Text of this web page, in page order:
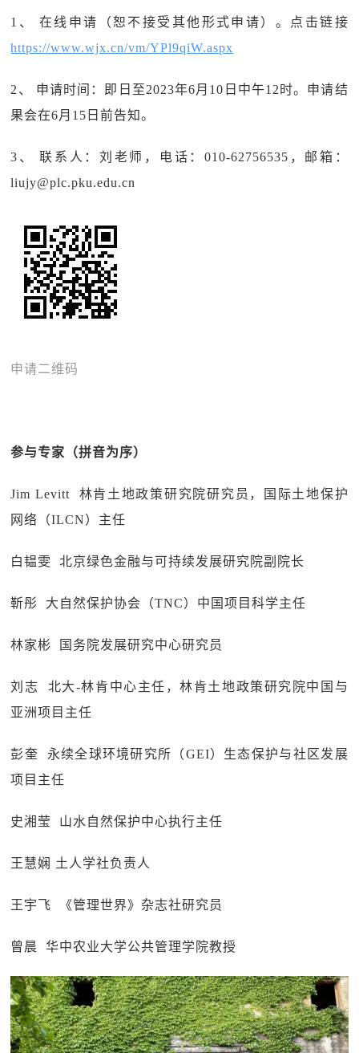
1、 在线申请（恕不接受其他形式申请）。点击链接
https://www.wjx.cn/vm/YPl9qiW.aspx
2、 申请时间：即日至2023年6月10日中午12时。申请结
果会在6月15日前告知。
3、 联系人：刘老师，电话：010-62756535，邮箱：
liujy@plc.pku.edu.cn
申请二维码
参与专家（拼音为序）
Jim Levitt 林肯土地政策研究院研究员，国际土地保护
网络（ILCN）主任
白韫雯 北京绿色金融与可持续发展研究院副院长
靳彤 大自然保护协会（TNC）中国项目科学主任
林家彬 国务院发展研究中心研究员
刘志 北大-林肯中心主任，林肯土地政策研究院中国与
亚洲项目主任
彭奎 永续全球环境研究所（GEI）生态保护与社区发展
项目主任
史湘莹 山水自然保护中心执行主任
王慧娴 土人学社负责人
王宇飞 《管理世界》杂志社研究员
曾晨 华中农业大学公共管理学院教授